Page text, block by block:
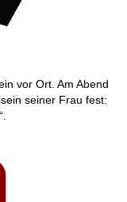
vor Ort. Am Abend
seiner Frau fest: